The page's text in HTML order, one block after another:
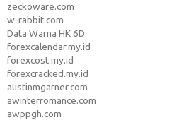
zeckoware.com
w-rabbit.com
Data Warna HK 6D
forexcalendar.my.id
forexcost.my.id
forexcracked.my.id
austinmgarner.com
awinterromance.com
awppgh.com